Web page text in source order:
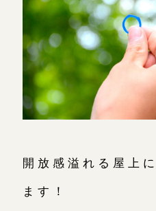
開放感溢れる屋上
ます！